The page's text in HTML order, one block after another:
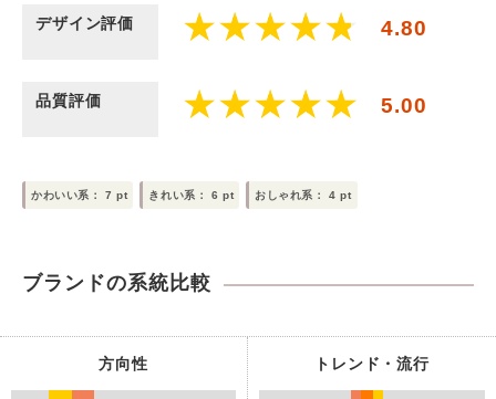
デザイン評価 4.80
品質評価 5.00
かわいい系：7pt きれい系： 6 pt おしゃれ系：4pt
ブランドの系統比較
方向性 トレンド・流行